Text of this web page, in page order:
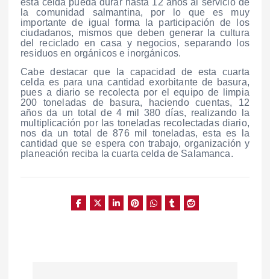
esta celda pueda durar hasta 12 años al servicio de
la comunidad salmantina, por lo que es muy
importante de igual forma la participación de los
ciudadanos, mismos que deben generar la cultura
del reciclado en casa y negocios, separando los
residuos en orgánicos e inorgánicos.
Cabe destacar que la capacidad de esta cuarta
celda es para una cantidad exorbitante de basura,
pues a diario se recolecta por el equipo de limpia
200 toneladas de basura, haciendo cuentas, 12
años da un total de 4 mil 380 días, realizando la
multiplicación por las toneladas recolectadas diario,
nos da un total de 876 mil toneladas, esta es la
cantidad que se espera con trabajo, organización y
planeación reciba la cuarta celda de Salamanca.